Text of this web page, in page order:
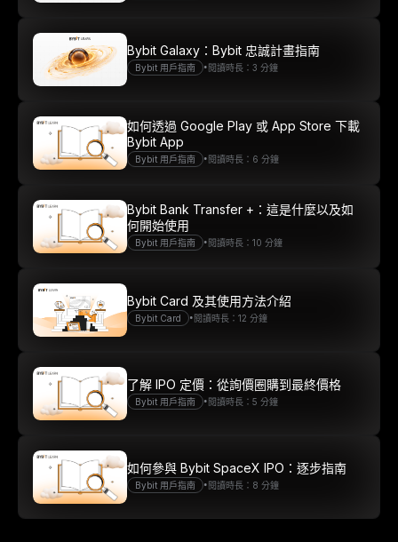
Bybit 用戶指南 •閱讀時長：3 分鐘
Bybit Galaxy：Bybit 忠誠計畫指南
Bybit 用戶指南 •閱讀時長：6 分鐘
如何透過 Google Play 或 App Store 下載
Bybit App
Bybit 用戶指南 •閱讀時長：10 分鐘
Bybit Bank Transfer +：這是什麼以及如
何開始使用
Bybit Card •閱讀時長：12 分鐘
Bybit Card 及其使用方法介紹
Bybit 用戶指南 •閱讀時長：5 分鐘
了解 IPO 定價：從詢價圈購到最終價格
Bybit 用戶指南 •閱讀時長：8 分鐘
如何參與 Bybit SpaceX IPO：逐步指南